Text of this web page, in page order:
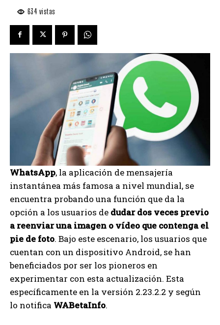
634 vistas
WhatsApp, la aplicación de mensajería
instantánea más famosa a nivel mundial, se
encuentra probando una función que da la
opción a los usuarios de dudar dos veces previo
a reenviar una imagen o vídeo que contenga el
pie de foto. Bajo este escenario, los usuarios que
cuentan con un dispositivo Android, se han
beneficiados por ser los pioneros en
experimentar con esta actualización. Esta
específicamente en la versión 2.23.2.2 y según
lo notifica WABetaInfo.